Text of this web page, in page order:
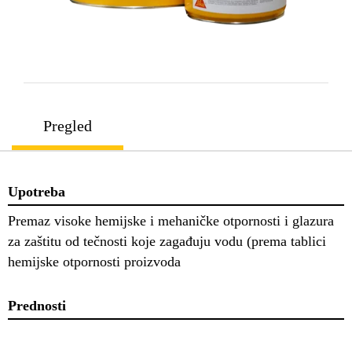
Pregled
Upotreba
Premaz visoke hemijske i mehaničke otpornosti i glazura
za zaštitu od tečnosti koje zagađuju vodu (prema tablici
hemijske otpornosti proizvoda
Prednosti